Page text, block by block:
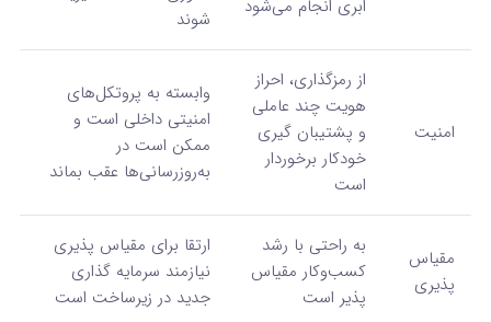
ابری انجام می‌شود
شوند
امنیت
از رمزگذاری، احراز
هویت چند عاملی
و پشتیبان‌ گیری
خودکار برخوردار
است
وابسته به پروتکل‌های
امنیتی داخلی است و
ممکن است در
به‌روزرسانی‌ها عقب بماند
مقیاس‌
پذیری
به راحتی با رشد
کسب‌وکار مقیاس‌
پذیر است
ارتقا برای مقیاس‌ پذیری
نیازمند سرمایه‌ گذاری
جدید در زیرساخت است